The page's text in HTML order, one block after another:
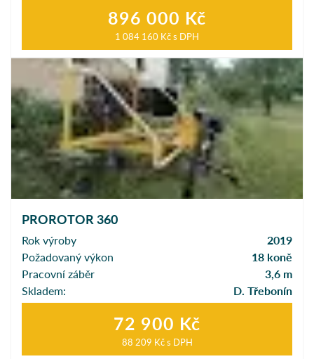
896 000 Kč
1 084 160 Kčs DPH
PROROTOR 360
Rok výroby
2019
Požadovaný výkon
18 koně
Pracovní záběr
3,6 m
Skladem:
D. Třebonín
72 900 Kč
88 209 Kčs DPH